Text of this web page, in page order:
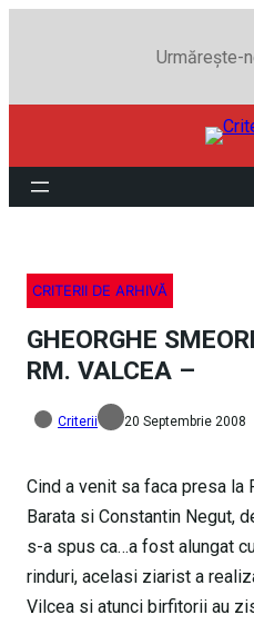
Urmărește-
CRITERII DE ARHIVĂ
GHEORGHE
RM. VALCEA –
Criterii 20 Septembrie 2008
Cind a venit sa faca presa
Barata si Constantin Negut,
s-a spus ca…a fost alungat
rinduri, acelasi ziarist a
Vilcea si atunci birfitorii au